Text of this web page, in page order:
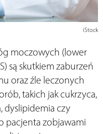
iStock
moczowych (lower
są skutkiem zaburzeń
oraz źle leczonych
takich jak cukrzyca,
dyslipidemia czy
pacjenta zobjawami